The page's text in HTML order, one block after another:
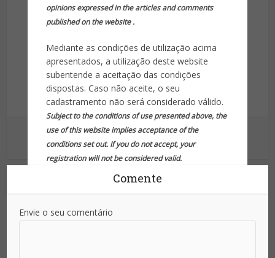
opinions expressed in the articles and comments
published on the website .
Mediante as condições de utilização acima
apresentados, a utilização deste website
subentende a aceitação das condições
dispostas. Caso não aceite, o seu
cadastramento não será considerado válido.
Subject to the conditions of use presented above, the
use of this website implies acceptance of the
conditions set out. If you do not accept, your
registration will not be considered valid.
O conteúdo do Site da Segurança é restrito a
cadastro para ter acesso ilimitado:
Site da Segurança
Informação para sua proteção!
Ver outras postagens
Comente
Envie o seu comentário